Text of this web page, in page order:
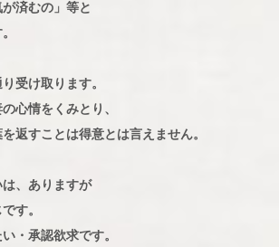
が済むの」等と
受け取ります。
心情をくみとり、
返すことは得意とは言えません。
、ありますが
す。
・承認欲求です。